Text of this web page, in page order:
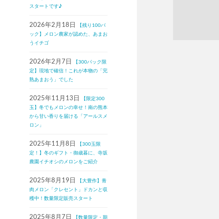
スタートです♪
2026年2月18日
【残り100パ
ック】メロン農家が認めた、あまお
うイチゴ
2026年2月7日
【300パック限
定】現地で確信！これが本物の「完
熟あまおう」でした
2025年11月13日
【限定300
玉】冬でもメロンの幸せ！南の熊本
から甘い香りを届ける「アールスメ
ロン」
2025年11月8日
【300玉限
定！】冬のギフト・御歳暮に、寺坂
農園イチオシのメロンをご紹介
2025年8月19日
【大豊作】青
肉メロン「クレセント」ドカンと収
穫中！数量限定販売スタート
2025年8月7日 【数量限定・期